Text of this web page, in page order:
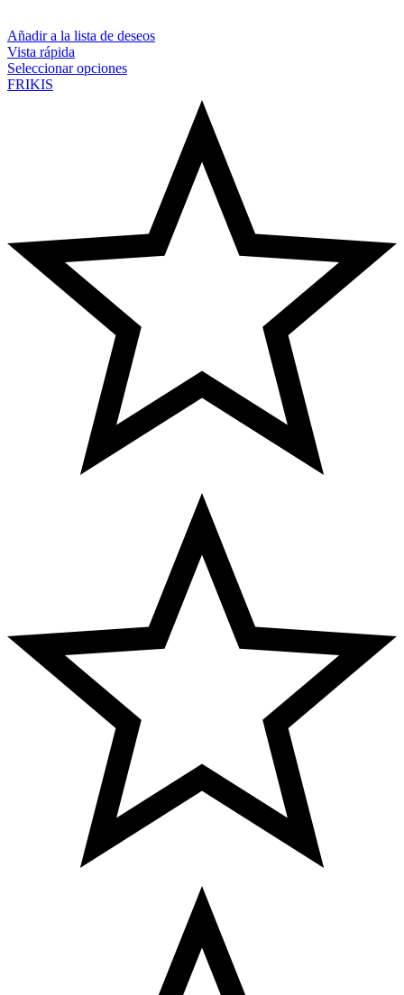
Añadir a la lista de deseos
Vista rápida
Seleccionar opciones
FRIKIS